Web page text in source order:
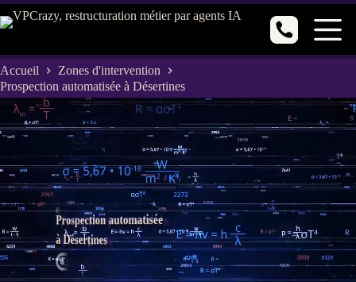
Passer
au
Accueil
Zones d'intervention
Prospection automatisée à Désertines
Prospection automatisée
à Désertines